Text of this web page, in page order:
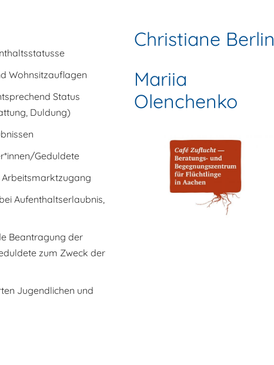
Wohnsitzauflagen
Status
Duldung)
Geduldete
Arbeitsmarktzugang
Aufenthaltserlaubnis,
Beantragung der
zum Zweck der
Jugendlichen und
Christiane Berlin
Mariia
Olenchenko